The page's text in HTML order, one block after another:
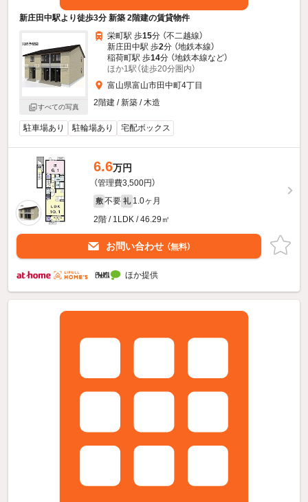
新庄田中駅より徒歩3分 新築 2階建の賃貸物件
すべての写真
栄町駅 歩15分 （不二越線）
新庄田中駅 歩2分 （地鉄本線）
稲荷町駅 歩14分 （地鉄本線など）
ほか1駅（徒歩20分圏内）
富山県富山市田中町4丁目
2階建 / 新築 / 木造
駐車場あり 駐輪場あり 宅配ボックス
6.6万円
（管理費3,500円）
敷 不要 礼 1.0ヶ月
2階 / 1LDK / 46.29㎡
お問い合わせ （無料）
ほか提供